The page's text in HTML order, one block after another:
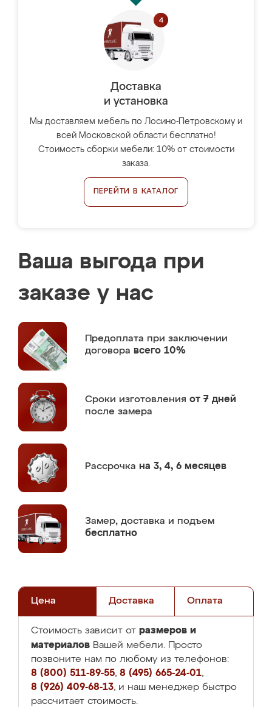
Доставка
и установка
Мы доставляем мебель по Лосино-Петровскому и
всей Московской области бесплатно!
Стоимость сборки мебели: 10% от стоимости
заказа.
ПЕРЕЙТИ В КАТАЛОГ
Ваша выгода при
заказе у нас
Предоплата при заключении
договора всего 10%
Сроки изготовления от 7 дней
после замера
Рассрочка на 3, 4, 6 месяцев
Замер, доставка и подъем
бесплатно
Цена Доставка Оплата
Стоимость зависит от размеров и
материалов Вашей мебели. Просто
позвоните нам по любому из телефонов:
8 (800) 511-89-55, 8 (495) 665-24-01,
8 (926) 409-68-13, и наш менеджер быстро
рассчитает стоимость.